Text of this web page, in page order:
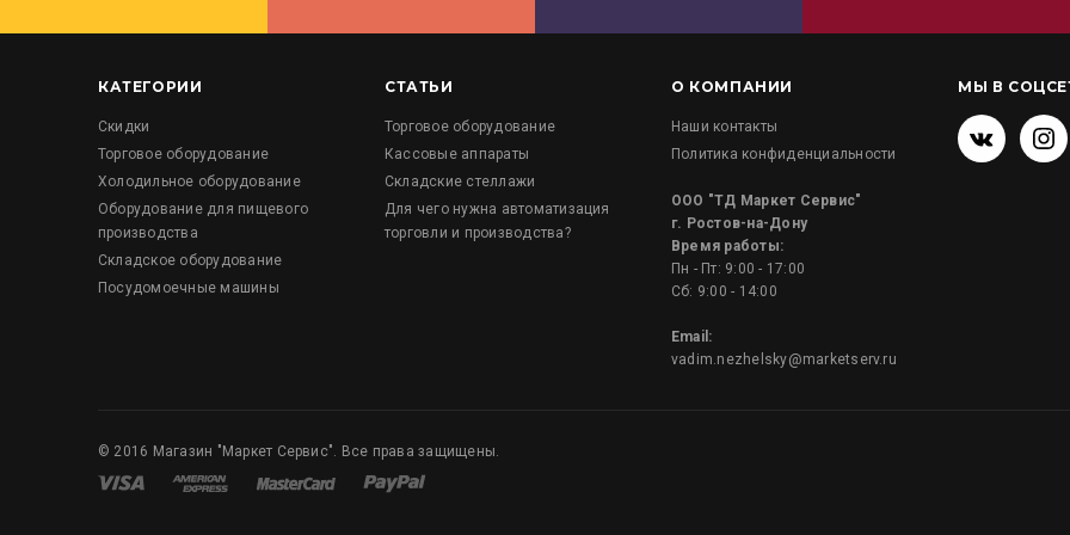
КАТЕГОРИИ
Скидки
Торговое оборудование
Холодильное оборудование
Оборудование для пищевого
производства
Складское оборудование
Посудомоечные машины
СТАТЬИ
Торговое оборудование
Кассовые аппараты
Складские стеллажи
Для чего нужна автоматизация
торговли и производства?
О КОМПАНИИ
Наши контакты
Политика конфиденциальности
ООО "ТД Маркет Сервис"
г. Ростов-на-Дону
Время работы:
Пн - Пт: 9:00 - 17:00
Сб: 9:00 - 14:00
Email:
vadim.nezhelsky@marketserv.ru
МЫ В
© 2016 Магазин "Маркет Сервис". Все права защищены.